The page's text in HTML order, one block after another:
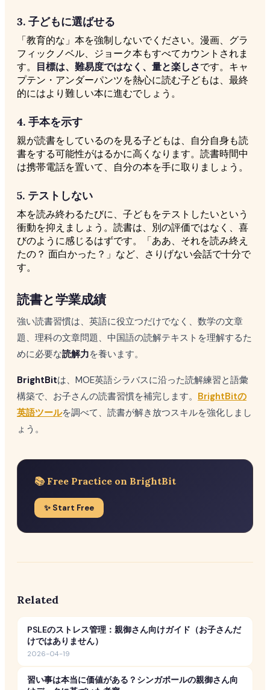
3. 子どもに選ばせる
「教育的な」本を強制しないでください。漫画、グラ
フィックノベル、ジョーク本もすべてカウントされま
す。 目標は、難易度ではなく、量と楽しさです。キャ
プテン・アンダーパンツを熱心に読む子どもは、最終
的にはより難しい本に進むでしょう。
4. 手本を示す
親が読書をしているのを見る子どもは、自分自身も読
書をする可能性がはるかに高くなります。読書時間中
は携帯電話を置いて、自分の本を手に取りましょう。
5. テストしない
本を読み終わるたびに、子どもをテストしたいという
衝動を抑えましょう。読書は、別の評価ではなく、喜
びのように感じるはずです。「ああ、それを読み終え
たの？ 面白かった？」など、さりげない会話で十分で
す。
読書と学業成績
強い読書習慣は、英語に役立つだけでなく、数学の文章
題、理科の文章問題、中国語の読解テキストを理解するた
めに必要な読解力を養います。
BrightBitは、MOE英語シラバスに沿った読解練習と語彙
構築で、お子さんの読書習慣を補完します。 BrightBitの
英語ツールを調べて、読書が解き放つスキルを強化しまし
ょう。
📚 Free Practice on BrightBit
✨ Start Free
Related
PSLEのストレス管理：親御さん向けガイド（お子さんだ
けではありません）
2026-04-19
習い事は本当に価値がある？シンガポールの親御さん向